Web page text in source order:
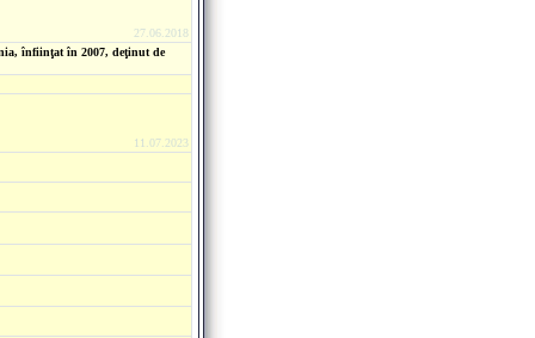
27.06.2018
înfiinţat în 2007, deţinut de
11.07.2023